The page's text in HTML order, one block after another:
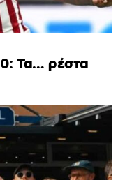
Τα… ρέστα